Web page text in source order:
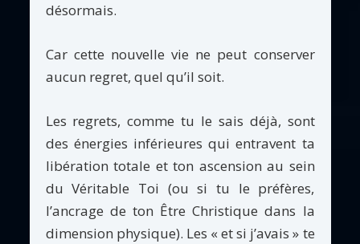
désormais.
Car cette nouvelle vie ne peut conserver
aucun regret, quel qu’il soit.
Les regrets, comme tu le sais déjà, sont
des énergies inférieures qui entravent ta
libération totale et ton ascension au sein
du Véritable Toi (ou si tu le préfères,
l’ancrage de ton Être Christique dans la
dimension physique). Les « et si j’avais » te